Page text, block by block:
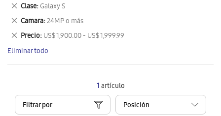
1artículo
Filtrar por
Clase Galaxy S
Eliminar
este
artículo
Camara 24MP o más
Eliminar
este
artículo
Precio US$ 1,900.00 - US$ 1,999.99
Eliminar
este
artículo
Eliminar todo